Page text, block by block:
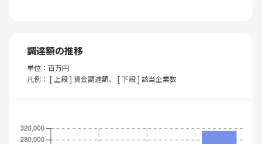
調達額の推移
単位：百万円
凡例： [ 上段 ] 資金調達額、 [ 下段 ] 該当企業数